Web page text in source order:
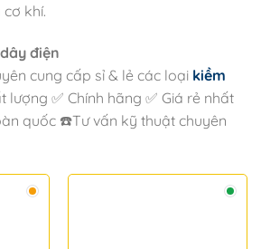
khí.
điện
cung cấp sỉ & lẻ các loại kiềm
lượng ✅ Chính hãng ✅ Giá rẻ nhất
quốc ☎️Tư vấn kỹ thuật chuyên